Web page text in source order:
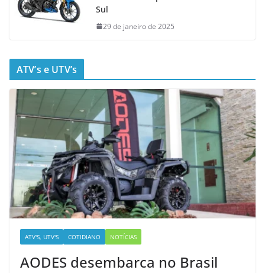
Sul
29 de janeiro de 2025
ATV’s e UTV’s
ATV'S, UTV'S COTIDIANO NOTÍCIAS
AODES desembarca no Brasil